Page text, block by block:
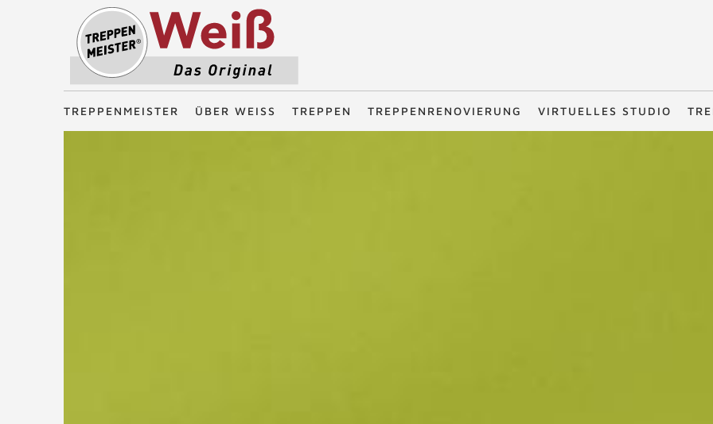
Treppenmeister - Das Original
TREPPENMEISTER ÜBER WEISS TREPPEN TREPPENRENOVIERUNG VIRTUELLES STUDIO